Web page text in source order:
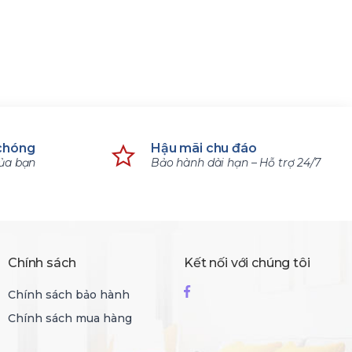
bạn
Hậu mãi chu đáo
Bảo hành dài hạn – Hỗ trợ 24/7
Chính sách
Chính sách bảo hành
Chính sách mua hàng
Kết nối với chúng tôi